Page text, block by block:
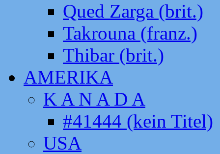
Qued Zarga (brit.)
Takrouna (franz.)
Thibar (brit.)
AMERIKA
K A N A D A
#41444 (kein Titel)
USA